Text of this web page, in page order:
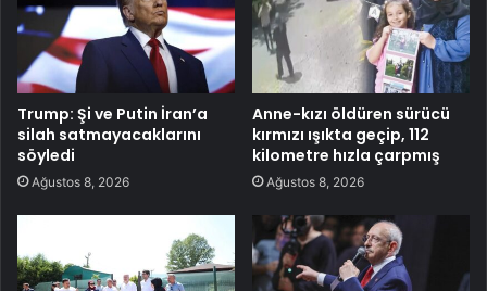
Trump: Şi ve Putin İran’a
silah satmayacaklarını
söyledi
Ağustos 8, 2026
Anne-kızı öldüren sürücü
kırmızı ışıkta geçip, 112
kilometre hızla çarpmış
Ağustos 8, 2026